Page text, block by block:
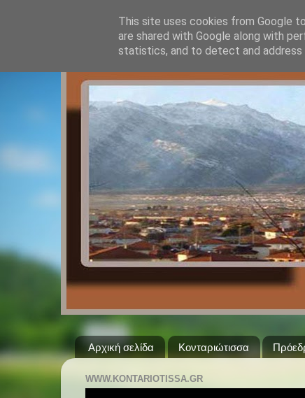
Αρχική σελίδα Κονταριώτισσα
WWW.KONTARIOTISSA.GR
This site uses cookies from Google
are shared with Google along with
statistics, and to detect and address